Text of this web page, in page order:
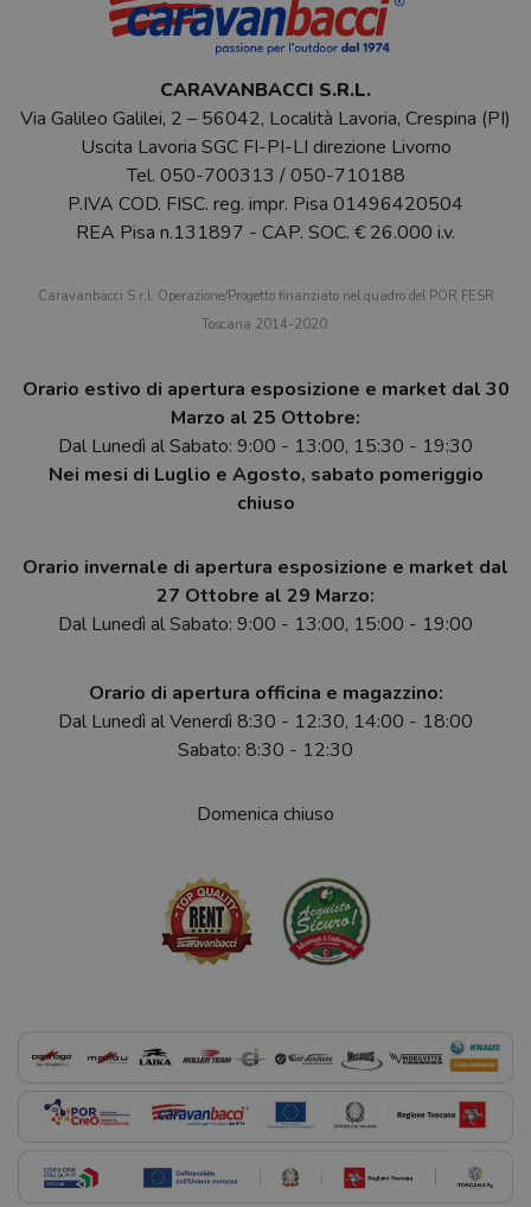
CARAVANBACCI S.R.L.
Via Galileo Galilei, 2 – 56042, Località Lavoria, Crespina (PI)
Uscita Lavoria SGC FI-PI-LI direzione Livorno
Tel. 050-700313 /050-710188
P.IVA COD. FISC. reg. impr. Pisa 01496420504
REA Pisa n.131897 - CAP. SOC. € 26.000 i.v.
Caravanbacci S.r.l. Operazione/Progetto finanziato nel quadro del POR FESR
Toscana 2014-2020.
Orario estivo di apertura esposizione e market dal 30
Marzo al 25 Ottobre:
Dal Lunedì al Sabato: 9:00 - 13:00, 15:30 - 19:30
Nei mesi di Luglio e Agosto, sabato pomeriggio
chiuso
Orario invernale di apertura esposizione e market dal
27 Ottobre al 29 Marzo:
Dal Lunedì al Sabato: 9:00 - 13:00, 15:00 - 19:00
Orario di apertura officina e magazzino:
Dal Lunedì al Venerdì 8:30 - 12:30, 14:00 - 18:00
Sabato: 8:30 - 12:30
Domenica chiuso